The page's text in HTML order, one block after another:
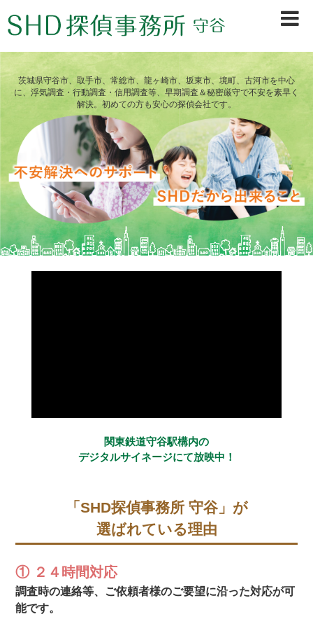
茨城県守谷市、取手市、常総市、龍ヶ崎市、坂東市、境町、古河市を中心
に、浮気調査・行動調査・信用調査等、早期調査＆秘密厳守で不安を素早く
解決。初めての方も安心の探偵会社です。
関東鉄道守谷駅構内の
デジタルサイネージにて放映中！
「SHD探偵事務所 守谷」が
選ばれている理由
① ２４時間対応
調査時の連絡等、ご依頼者様のご要望に沿った対応が可
能です。